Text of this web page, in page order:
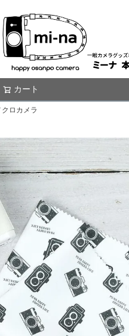
カート
ロカメラ